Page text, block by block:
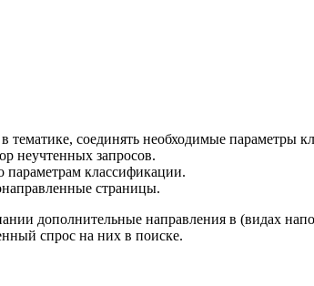
тематике, соединять необходимые параметры
неучтенных запросов.
параметрам классификации.
страницы.
дополнительные направления в (видах
спрос на них в поиске.